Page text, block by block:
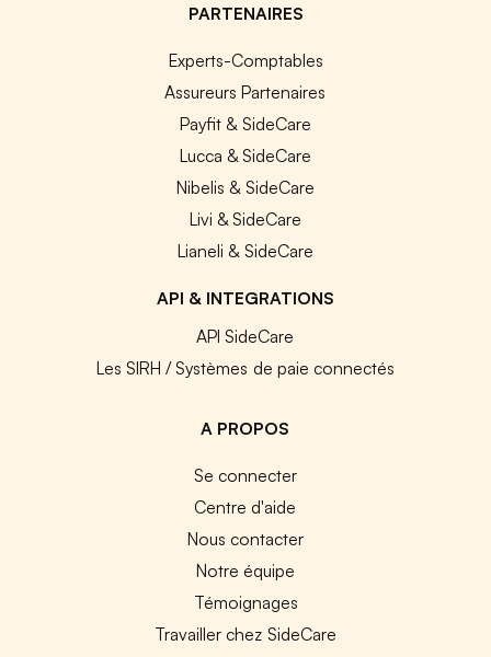
PARTENAIRES
Experts-Comptables
Assureurs Partenaires
Payfit & SideCare
Lucca & SideCare
Nibelis & SideCare
Livi & SideCare
Lianeli & SideCare
API & INTEGRATIONS
API SideCare
Les SIRH / Systèmes de paie connectés
A PROPOS
Se connecter
Centre d'aide
Nous contacter
Notre équipe
Témoignages
Travailler chez SideCare